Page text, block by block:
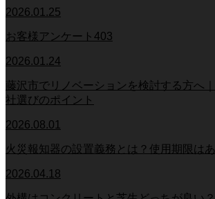
2026.01.25
お客様アンケート403
2026.01.24
藤沢市でリノベーションを検討する方へ
社選びのポイント
2026.08.01
火災報知器の設置義務とは？使用期限は
2026.04.18